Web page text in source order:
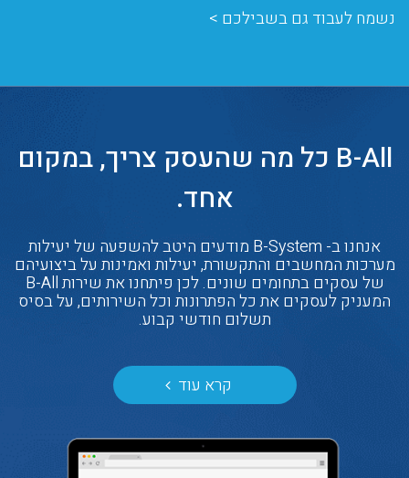
נשמח לעבוד גם בשבילכם >
B-All כל מה שהעסק צריך, במקום
אחד.
אנחנו ב- B-System מודעים היטב להשפעה של יעילות
מערכות המחשבים והתקשורת, יעילות ואמינות על ביצועיהם
של עסקים בתחומים שונים. לכן פיתחנו את שירות B-All
המעניק לעסקים את כל הפתרונות וכל השירותים, על בסיס
תשלום חודשי קבוע.
קרא עוד